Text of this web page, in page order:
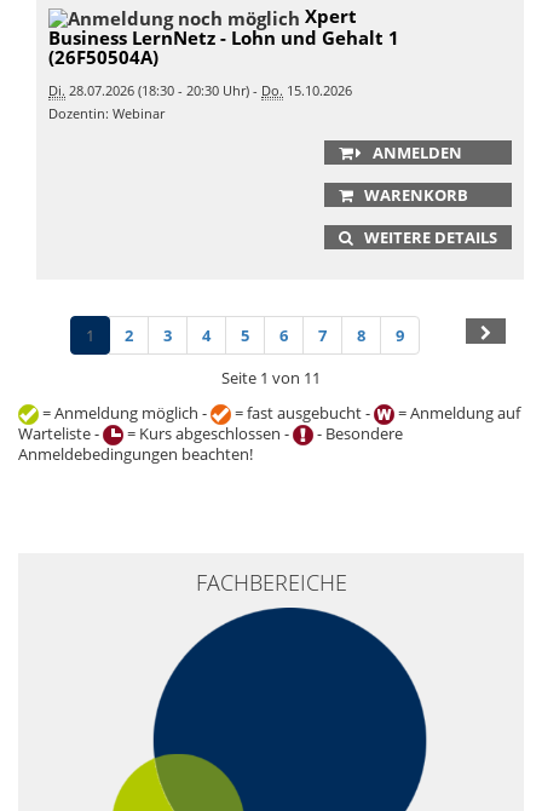
Xpert
Business LernNetz - Lohn und Gehalt 1
(26F50504A)
Di. 28.07.2026 (18:30 - 20:30 Uhr) - Do. 15.10.2026
Dozentin: Webinar
ANMELDEN
WARENKORB
WEITERE DETAILS
1 2 3 4 5 6 7 8
9
Seite 1 von 11
= Anmeldung möglich -
= fast ausgebucht -
= Anmeldung auf
Warteliste -
= Kurs abgeschlossen -
- Besondere
Anmeldebedingungen beachten!
FACHBEREICHE